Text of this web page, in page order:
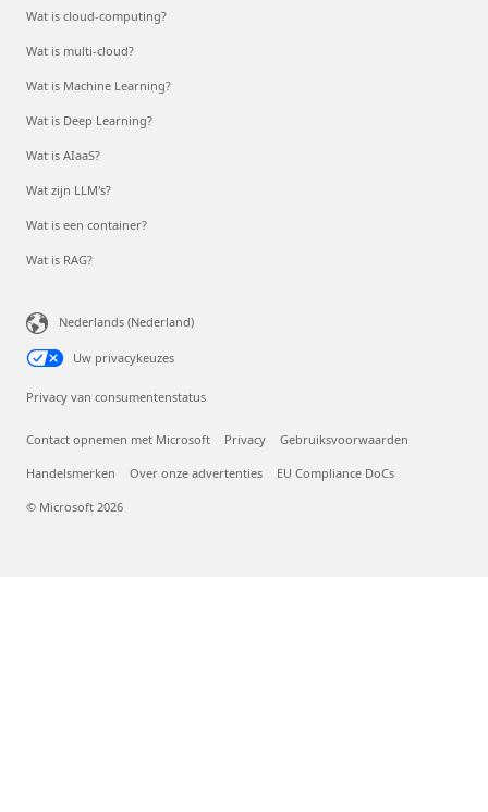
Wat is cloud-computing?
Wat is multi-cloud?
Wat is Machine Learning?
Wat is Deep Learning?
Wat is AIaaS?
Wat zijn LLM's?
Wat is een container?
Wat is RAG?
Nederlands (Nederland)
Uw privacykeuzes
Privacy van consumentenstatus
Contact opnemen met Microsoft Privacy Gebruiksvoorwaarden
Handelsmerken Over onze advertenties EU Compliance DoCs
© Microsoft 2026